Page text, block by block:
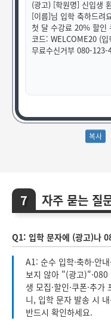
(광고) [학원명] 신입생
[이름]님 입학 축하드려
첫 달 수강료 20% 할인
코드: WELCOME20 (
무료수신거부 080-123-
자주 묻는 질
Q1: 입학 문자에 (광고)나
A1: 순수 입학·축하·안
보지 않아 "(광고)"·080
생 모집·할인·쿠폰·추
니, 입학 문자 발송 시
반드시 확인하세요.